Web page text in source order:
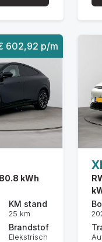
602,92 p/m
kWh
KM stand
25 km
Brandstof
Elekstrisch